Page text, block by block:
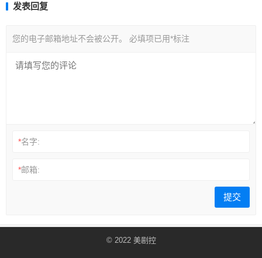
发表回复
您的电子邮箱地址不会被公开。 必填项已用*标注
*名字:
*邮箱:
© 2022 美剧控